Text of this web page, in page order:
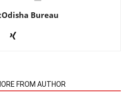
Bureau
FROM AUTHOR